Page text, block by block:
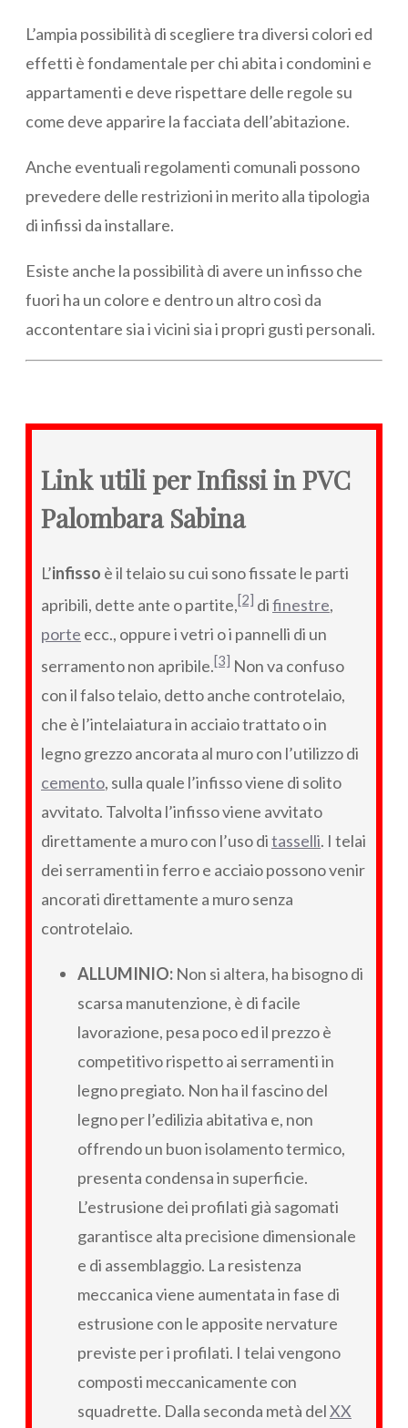
L’ampia possibilità di scegliere tra diversi colori ed
effetti è fondamentale per chi abita i condomini e
appartamenti e deve rispettare delle regole su
come deve apparire la facciata dell’abitazione.
Anche eventuali regolamenti comunali possono
prevedere delle restrizioni in merito alla tipologia
di infissi da installare.
Esiste anche la possibilità di avere un infisso che
fuori ha un colore e dentro un altro così da
accontentare sia i vicini sia i propri gusti personali.
Link utili per Infissi in PVC
Palombara Sabina
L’infisso è il telaio su cui sono fissate le parti
apribili, dette ante o partite,[2] difinestre,
porte ecc., oppure i vetri o i pannelli di un
serramento non apribile.[3] Non va confuso
con il falso telaio, detto anche controtelaio,
che è l’intelaiatura in acciaio trattato o in
legno grezzo ancorata al muro con l’utilizzo di
cemento, sulla quale l’infisso viene di solito
avvitato. Talvolta l’infisso viene avvitato
direttamente a muro con l’uso ditasselli. I telai
dei serramenti in ferro e acciaio possono venir
ancorati direttamente a muro senza
controtelaio.
ALLUMINIO: Non si altera, ha bisogno di
scarsa manutenzione, è di facile
lavorazione, pesa poco ed il prezzo è
competitivo rispetto ai serramenti in
legno pregiato. Non ha il fascino del
legno per l’edilizia abitativa e, non
offrendo un buon isolamento termico,
presenta condensa in superficie.
L’estrusione dei profilati già sagomati
garantisce alta precisione dimensionale
e di assemblaggio. La resistenza
meccanica viene aumentata in fase di
estrusione con le apposite nervature
previste per i profilati. I telai vengono
composti meccanicamente con
squadrette. Dalla seconda metà delXX